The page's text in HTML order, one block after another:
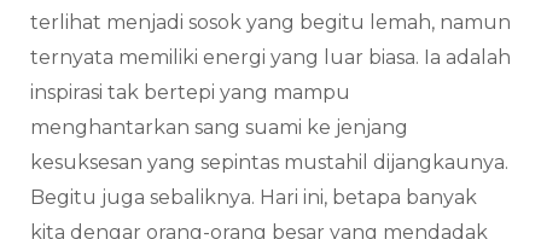
terlihat menjadi sosok yang begitu lemah, namun
ternyata memiliki energi yang luar biasa. Ia adalah
inspirasi tak bertepi yang mampu
menghantarkan sang suami ke jenjang
kesuksesan yang sepintas mustahil dijangkaunya.
Begitu juga sebaliknya. Hari ini, betapa banyak
kita dengar orang-orang besar yang mendadak